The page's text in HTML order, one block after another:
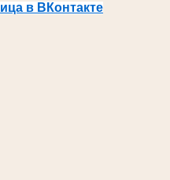
в ВКонтакте